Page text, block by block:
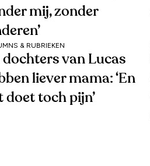
mij, zonder
& RUBRIEKEN
dochters van Lucas
liever mama: ‘En
doet toch pijn’